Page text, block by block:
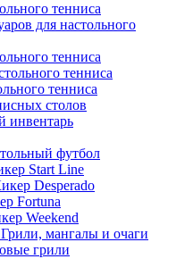
тенниса
для настольного
тенниса
тенниса
тенниса
столов
инвентарь
футбол
Start Line
Desperado
Fortuna
Weekend
Грили, мангалы и очаги
грили